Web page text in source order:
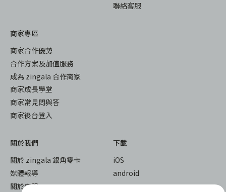
聯絡客服
商家專區
商家合作優勢
合作方案及加值服務
成為 zingala 合作商家
商家成長學堂
商家常見問與答
商家後台登入
關於我們
關於 zingala 銀角零卡
媒體報導
關於中租
下載
iOS
android